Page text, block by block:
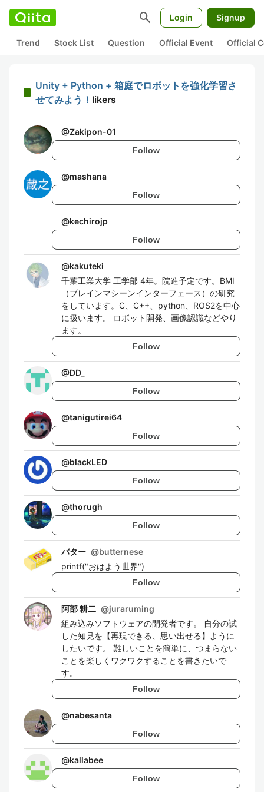
search Login Signup
Trend Stock List Question Official Event Official
Unity + Python + 箱庭でロボットを強化学習さ
せてみよう！ likers
@Zakipon-01
Follow
@mashana
Follow
@kechirojp
Follow
@kakuteki
千葉工業大学 工学部 4年。院進予定です。BMI
（ブレインマシーンインターフェース）の研究
をしています。C、C++、python、ROS2を中心
に扱います。 ロボット開発、画像認識などやり
ます。
Follow
@DD_
Follow
@tanigutirei64
Follow
@blackLED
Follow
@thorugh
Follow
バター @butternese
printf("おはよう世界")
Follow
阿部 耕二 @juraruming
組み込みソフトウェアの開発者です。 自分の試
した知見を【再現できる、思い出せる】ように
したいです。 難しいことを簡単に、つまらない
ことを楽しくワクワクすることを書きたいで
す。
Follow
@nabesanta
Follow
@kallabee
Follow